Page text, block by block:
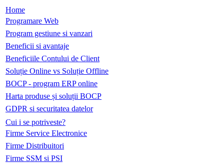
Home
Programare Web
Program gestiune si vanzari
Beneficii si avantaje
Beneficiile Contului de Client
Soluție Online vs Soluție Offline
BOCP - program ERP online
Harta produse și soluții BOCP
GDPR si securitatea datelor
Cui i se potriveste?
Firme Service Electronice
Firme Distribuitori
Firme SSM si PSI